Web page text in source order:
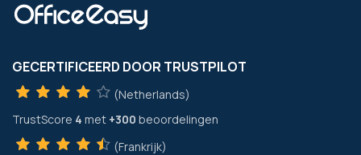
GECERTIFICEERD DOOR TRUSTPILOT
(Netherlands)
TrustScore 4 met +300 beoordelingen
(Frankrijk)